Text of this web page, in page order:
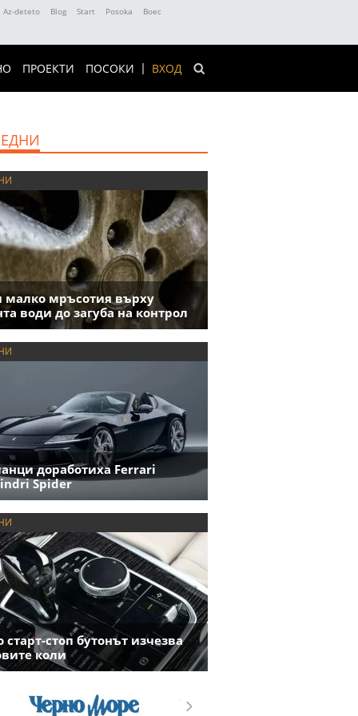
Az-deteto Blog Start Posoka
Boec
ВХОД
ПРОЕКТИ ПОСОКИ
малко мръсотия върху
води до загуба на контрол
доработиха Ferrari
Spider
стоп бутонът изчезва
коли